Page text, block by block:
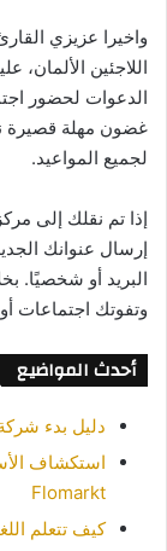
واخيرا عزيزي
اللاجئين الألمان،
الدعوات لحضور
غضون مهلة قصيرة
لجميع المواعيد.
إذا تم نقلك إلى
البريد أو شخصيًا.
وتفوتك اجتماعات
أحدث المواضيع
دليل بدء
استكشاف
Flomarkt
كيف تتعلم